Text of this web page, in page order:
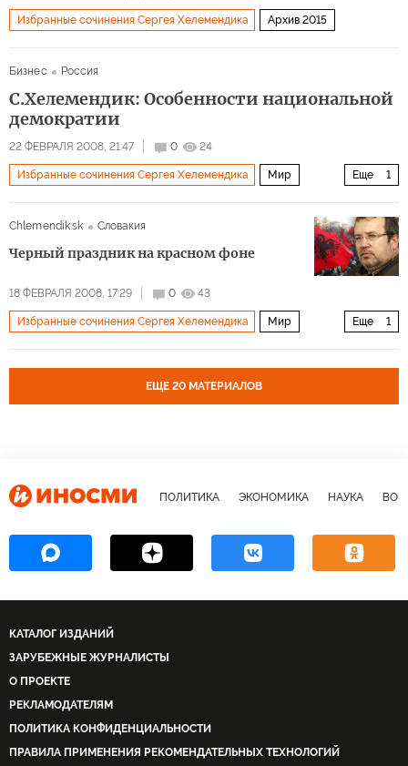
Избранные сочинения Сергея Хелемендика Архив 2015
Бизнес Россия
С.Хелемендик: Особенности национальной
демократии
22 ФЕВРАЛЯ 2008, 21:47 0 24
Еще 1
Избранные сочинения Сергея Хелемендика Мир
Chlemendik.sk
Словакия
Черный праздник на красном фоне
18 ФЕВРАЛЯ 2008, 17:29 0 43
Еще 1
Избранные сочинения Сергея Хелемендика Мир
ЕЩЕ 20 МАТЕРИАЛОВ
ПОЛИТИКА ЭКОНОМИКА НАУКА
КАТАЛОГ ИЗДАНИЙ
ЗАРУБЕЖНЫЕ ЖУРНАЛИСТЫ
О ПРОЕКТЕ
РЕКЛАМОДАТЕЛЯМ
ПОЛИТИКА КОНФИДЕНЦИАЛЬНОСТИ
ПРАВИЛА ПРИМЕНЕНИЯ РЕКОМЕНДАТЕЛЬНЫХ ТЕХНОЛОГИЙ